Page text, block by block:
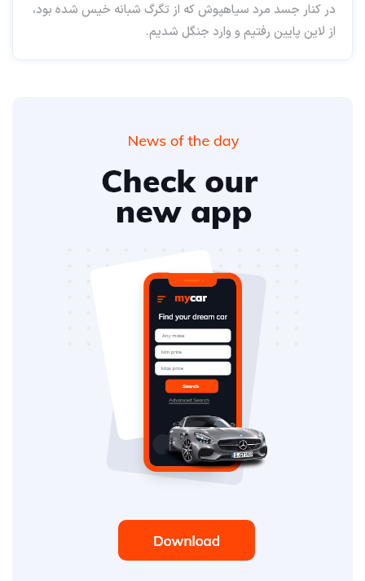
در کنار جسد مرد سیاهپوش که از تگرگ شبانه خیس شده بود،
از لاین پایین رفتیم و وارد جنگل شدیم.